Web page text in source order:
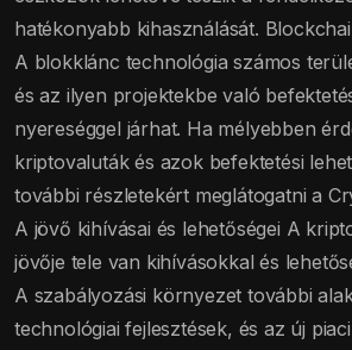
hatékonyabb kihasználását.
A blokklánc technológia számos
és az ilyen projektekbe való
nyereséggel járhat. Ha mélyebben
kriptovaluták és azok befektetési
további részletekért meglátogatni a
A jövő kihívásai és lehetőségei A
jövője tele van kihívásokkal és
A szabályozási környezet további
technológiai fejlesztések, és az új